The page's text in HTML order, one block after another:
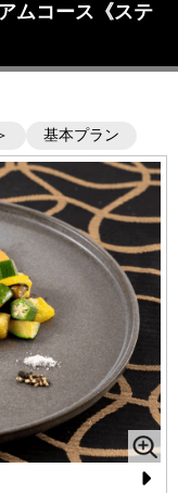
ムコース《ステ
基本プラン